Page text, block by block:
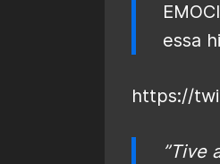
essa
https://
”Tive